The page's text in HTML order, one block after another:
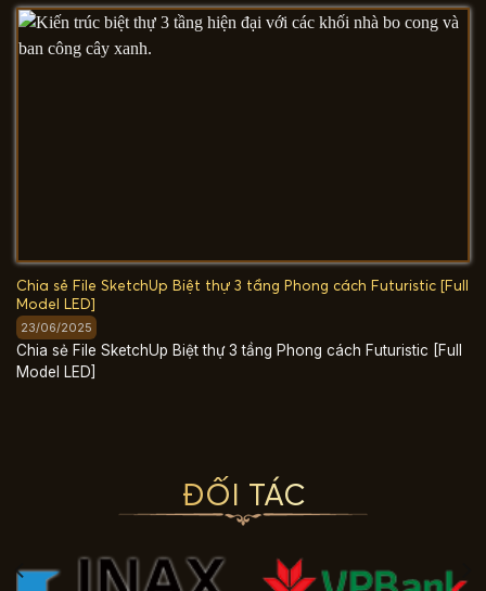
Chia sẻ File SketchUp Biệt thự 3 tầng Phong cách Futuristic [Full
Model LED]
23/06/2025
Chia sẻ File SketchUp Biệt thự 3 tầng Phong cách Futuristic [Full
Model LED]
ĐỐI TÁC